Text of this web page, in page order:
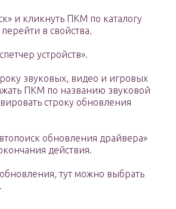
и кликнуть ПКМ по каталогу
в свойства.
устройств».
звуковых, видео и игровых
ПКМ по названию звуковой
строку обновления
обновления драйвера»
действия.
тут можно выбрать